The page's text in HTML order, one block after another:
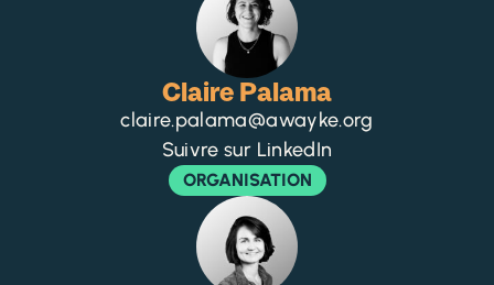
Claire Palama
claire.palama@awayke.org
Suivre sur LinkedIn
ORGANISATION